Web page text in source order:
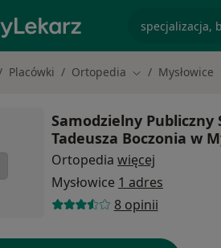
Placówki Ortopedia Zmień miasto
Mysłowice
Samodzielny Publiczny
Tadeusza Boczonia w
Ortopedia więcej
Mysłowice 1 adres
8 opinii